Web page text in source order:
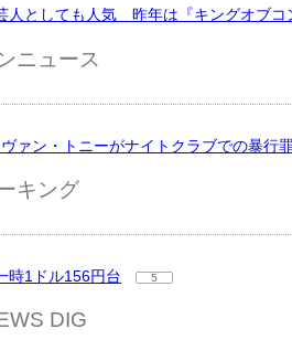
人としても人気 昨年は『キングオブコ
ニュース
ァン・トニーがナイトクラブでの暴行
キング
時1ドル156円台 5
DIG